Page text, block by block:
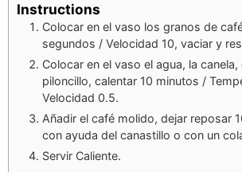
Instructions
Colocar en el vaso los granos de
segundos / Velocidad 10, vaciar y
Colocar en el vaso el agua, la canela,
piloncillo, calentar 10 minutos /
Velocidad 0.5.
Añadir el café molido, dejar reposar
con ayuda del canastillo o con un
Servir Caliente.